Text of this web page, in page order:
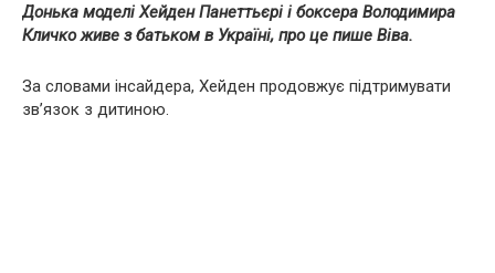
Донька моделі Хейден Панеттьєрі і боксера Володимира
Кличко живе з батьком в Україні, про це пише Віва.
За словами інсайдера, Хейден продовжує підтримувати
зв’язок з дитиною.